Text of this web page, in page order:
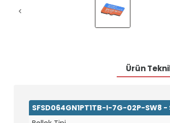
Ürün
SFSD064GN1PT1TB-I-7G-02P-SW8 -